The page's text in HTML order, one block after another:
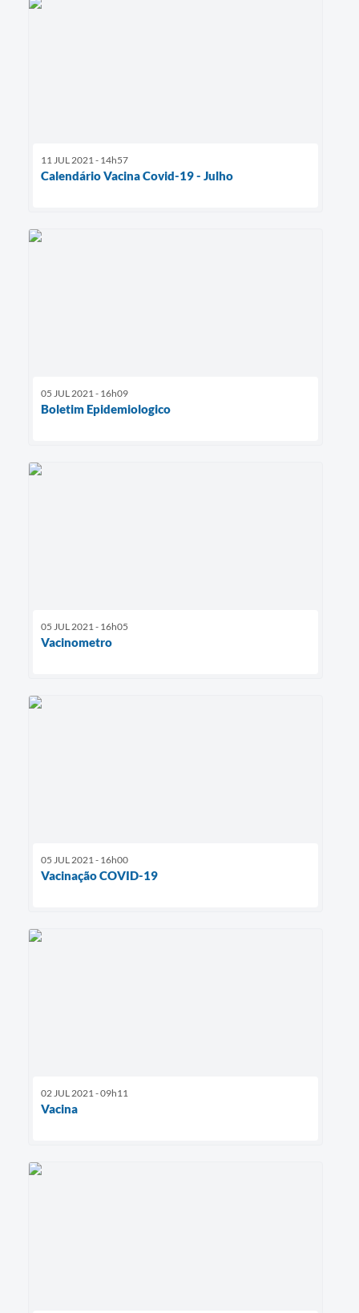
11 JUL 2021 - 14h57
Calendário Vacina Covid-19 - Julho
05 JUL 2021 - 16h09
Boletim Epidemiologico
05 JUL 2021 - 16h05
Vacinometro
05 JUL 2021 - 16h00
Vacinação COVID-19
02 JUL 2021 - 09h11
Vacina